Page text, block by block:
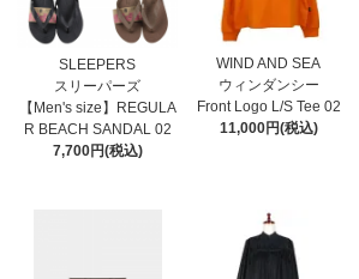
SLEEPERS
スリーパーズ
【Men's size】REGULA
R BEACH SANDAL 02
7,700円(税込)
WIND AND SEA
ウィンダンシー
Front Logo L/S Tee 02
11,000円(税込)